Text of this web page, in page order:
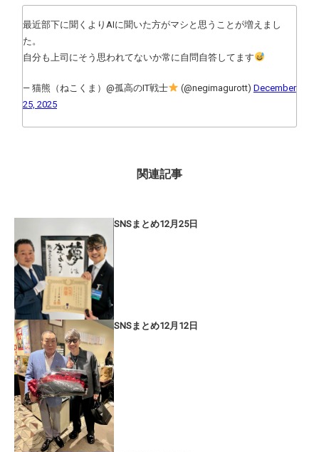
最近部下に聞くよりAIに聞いた方がマシと思うことが増えまし
た。
自分も上司にそう思われてないか常に自問自答してます
— 猫熊（ねこくま）@孤高のIT戦士 (@negimagurott) December
25, 2025
関連記事
SNSまとめ12月25日
SNSまとめ12月12日